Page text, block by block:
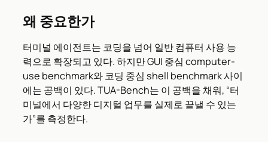
왜 중요한가
터미널 에이전트는 코딩을 넘어 일반 컴퓨터 사용 능
력으로 확장되고 있다. 하지만 GUI 중심 computer-
use benchmark와 코딩 중심 shell benchmark 사이
에는 공백이 있다. TUA-Bench는 이 공백을 채워, “터
미널에서 다양한 디지털 업무를 실제로 끝낼 수 있는
가”를 측정한다.